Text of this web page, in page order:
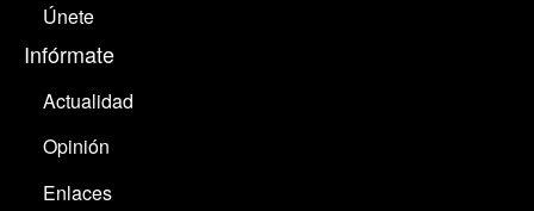
Únete
Infórmate
Actualidad
Opinión
Enlaces